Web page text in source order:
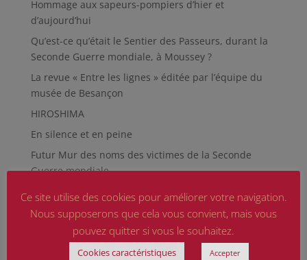
Hommage aux sapeurs-pompiers d’hier et
d’aujourd’hui
Qu’est-ce qu’était le Sentier des Passeurs, durant la
Seconde Guerre mondiale, à Moussey ?
La revue « Entre les lignes » éditée par l’équipe du
musée de Besançon
HIROSHIMA
En silence et en peine
Futur Mur des noms des victimes de la Seconde
Guerre mondiale
RÉPARER LES OMISSIONS SUR LES MONUMENTS AUX
MORTS
Le rapport d’activité 2025 de la DMCA.
Quand la paix chemine
Ce site utilise des cookies pour améliorer votre navigation.
Nous supposerons que cela vous convient, mais vous
pouvez quitter si vous le souhaitez.
Cookies caractéristiques Accepter